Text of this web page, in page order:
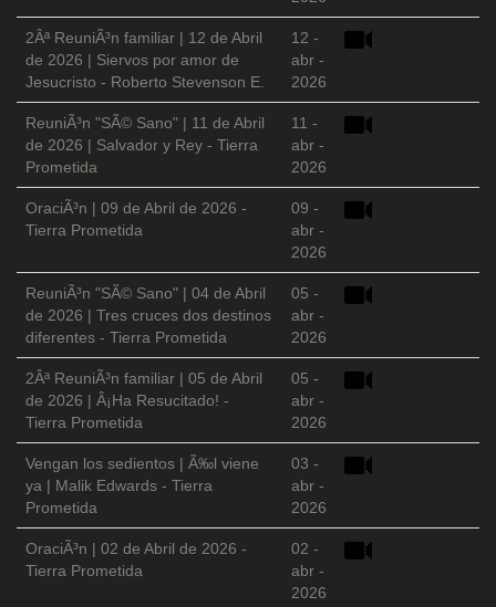
2Âª ReuniÃ³n familiar | 12 de Abril
de 2026 | Siervos por amor de
Jesucristo - Roberto Stevenson E.
12 -
abr -
2026
ReuniÃ³n "SÃ© Sano" | 11 de Abril
de 2026 | Salvador y Rey - Tierra
Prometida
11 -
abr -
2026
OraciÃ³n | 09 de Abril de 2026 -
Tierra Prometida
09 -
abr -
2026
ReuniÃ³n "SÃ© Sano" | 04 de Abril
de 2026 | Tres cruces dos destinos
diferentes - Tierra Prometida
05 -
abr -
2026
2Âª ReuniÃ³n familiar | 05 de Abril
de 2026 | Â¡Ha Resucitado! -
Tierra Prometida
05 -
abr -
2026
Vengan los sedientos | Ã‰l viene
ya | Malik Edwards - Tierra
Prometida
03 -
abr -
2026
OraciÃ³n | 02 de Abril de 2026 -
Tierra Prometida
02 -
abr -
2026